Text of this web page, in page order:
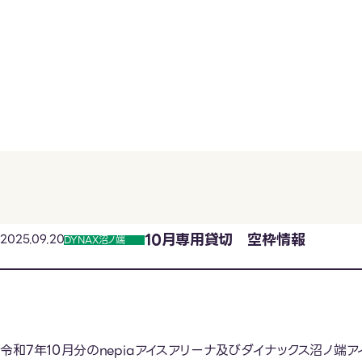
10月専用貸切 空枠情報
2025.09.20DYNAX沼ノ端
令和7年10月分のnepiaアイスアリーナ及びダイナックス沼ノ端